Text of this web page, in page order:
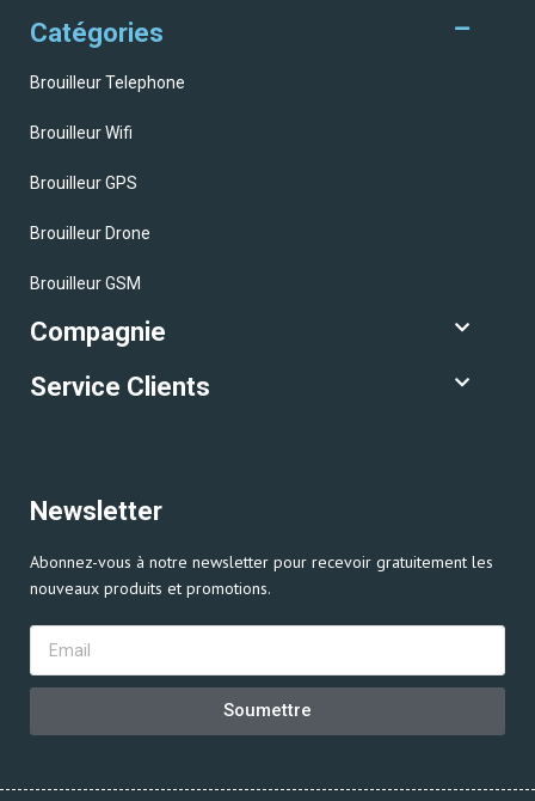
Catégories
Brouilleur Telephone
Brouilleur Wifi
Brouilleur GPS
Brouilleur Drone
Brouilleur GSM
Compagnie
Service Clients
Newsletter
Abonnez-vous à notre newsletter pour recevoir gratuitement les
nouveaux produits et promotions.
Soumettre